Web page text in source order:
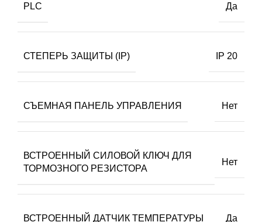
PLC Да
СТЕПЕРЬ ЗАЩИТЫ (IP) IP 20
СЪЕМНАЯ ПАНЕЛЬ УПРАВЛЕНИЯ Нет
ВСТРОЕННЫЙ СИЛОВОЙ КЛЮЧ ДЛЯ
ТОРМОЗНОГО РЕЗИСТОРА
Нет
ВСТРОЕННЫЙ ДАТЧИК ТЕМПЕРАТУРЫ Да